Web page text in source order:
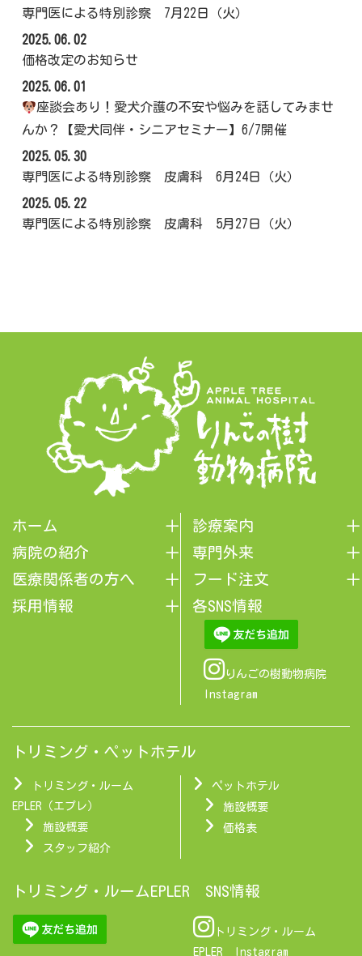
専門医による特別診察 7月22日（火）
2025.06.02
価格改定のお知らせ
2025.06.01
座談会あり！愛犬介護の不安や悩みを話してみませ
んか？【愛犬同伴・シニアセミナー】6/7開催
2025.05.30
専門医による特別診察 皮膚科 6月24日（火）
2025.05.22
専門医による特別診察 皮膚科 5月27日（火）
ホーム
病院の紹介
医療関係者の方へ
採用情報
診療案内
専門外来
フード注文
各SNS情報
りんごの樹動物病院
Instagram
トリミング・ペットホテル
トリミング・ルーム
EPLER（エプレ）
施設概要
スタッフ紹介
ペットホテル
施設概要
価格表
トリミング・ルームEPLER SNS情報
トリミング・ルーム
EPLER Instagram